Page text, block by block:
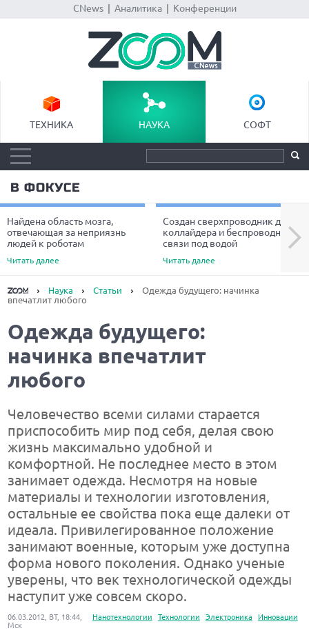
CNews| Аналитика| Конференции
ТЕХНИКА НАУКА СОФТ
В ФОКУСЕ
Найдена область мозга,
отвечающая за неприязнь
людей к роботам
Читать далее
Создан сверхпроводник для
коллайдера и беспроводной
связи под водой
Читать далее
Next
Наука Статьи
Одежда будущего: начинка
впечатлит любого
Одежда будущего:
начинка впечатлит
любого
Человечество всеми силами старается
приспособить мир под себя, делая свою
жизнь максимально удобной и
комфортной. Не последнее место в этом
занимает одежда. Несмотря на новые
материалы и технологии изготовления,
остальные ее свойства пока еще далеки от
идеала. Привилегированное положение
занимают военные, которым уже доступна
форма нового поколения. Однако ученые
уверены, что век технологической одежды
наступит уже совсем скоро.
Нанотехнологии Технологии Электроника Инновации
06.03.2012, ВТ, 18:44,
Мск